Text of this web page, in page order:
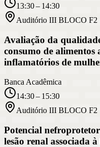
13:30 – 14:30
Auditório III BLOCO F2
Avaliação da
consumo de
inflamatórios de
Banca Acadêmica
14:30 – 15:30
Auditório III BLOCO F2
Potencial
lesão renal associada